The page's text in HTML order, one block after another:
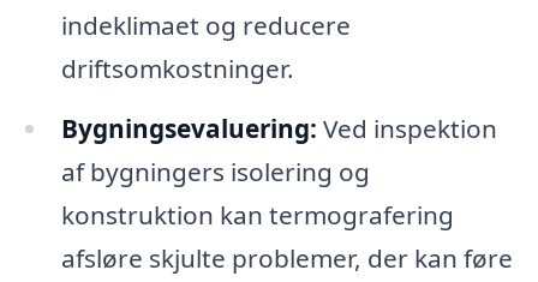
indeklimaet og reducere
driftsomkostninger.
Bygningsevaluering: Ved inspektion
af bygningers isolering og
konstruktion kan termografering
afsløre skjulte problemer, der kan føre